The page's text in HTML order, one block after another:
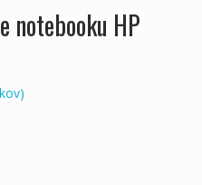
notebooku HP